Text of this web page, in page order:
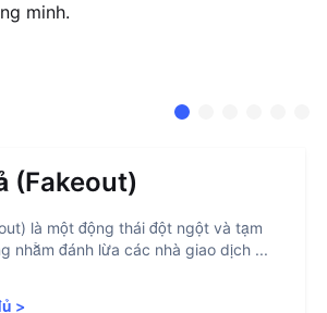
minh.
(Fakeout)
là một động thái đột ngột và tạm
nhằm đánh lừa các nhà giao dịch ...
>